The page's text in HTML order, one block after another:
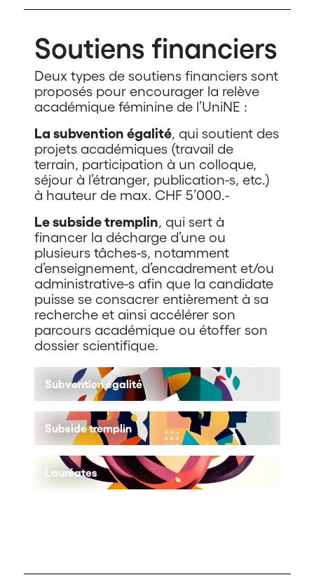
Soutiens financiers
Deux types de soutiens financiers sont
proposés pour encourager la relève
académique féminine de l’UniNE :
La subvention égalité, qui soutient des
projets académiques (travail de
terrain, participation à un colloque,
séjour à l’étranger, publication-s, etc.)
à hauteur de max. CHF 5’000.-
Le subside tremplin, qui sert à
financer la décharge d’une ou
plusieurs tâches-s, notamment
d’enseignement, d’encadrement et/ou
administrative-s afin que la candidate
puisse se consacrer entièrement à sa
recherche et ainsi accélérer son
parcours académique ou étoffer son
dossier scientifique.
Subvention égalité
Subside tremplin
Lauréates